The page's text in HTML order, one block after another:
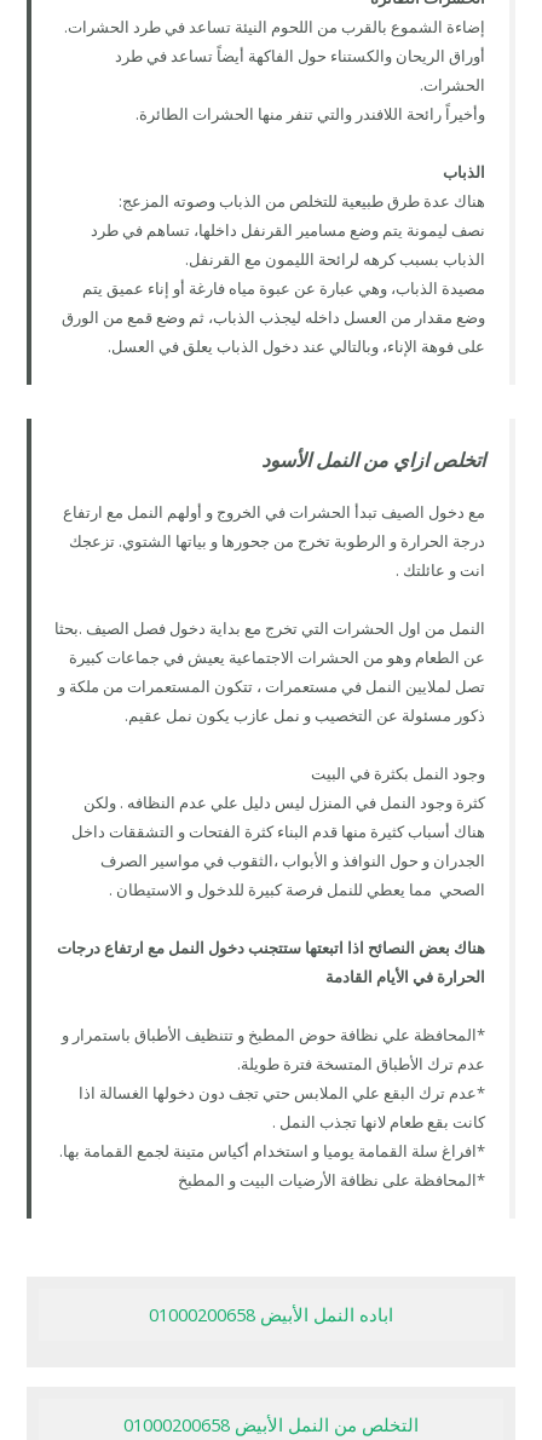
إضاءة الشموع بالقرب من اللحوم النيئة تساعد في طرد الحشرات.
أوراق الريحان والكستناء حول الفاكهة أيضاً تساعد في طرد
الحشرات.
وأخيراً رائحة اللافندر والتي تنفر منها الحشرات الطائرة.
الذباب
هناك عدة طرق طبيعية للتخلص من الذباب وصوته المزعج:
نصف ليمونة يتم وضع مسامير القرنفل داخلها، تساهم في طرد
الذباب بسبب كرهه لرائحة الليمون مع القرنفل.
مصيدة الذباب، وهي عبارة عن عبوة مياه فارغة أو إناء عميق يتم
وضع مقدار من العسل داخله ليجذب الذباب، ثم وضع قمع من الورق
على فوهة الإناء، وبالتالي عند دخول الذباب يعلق في العسل.
اتخلص ازاي من النمل الأسود
مع دخول الصيف تبدأ الحشرات في الخروج و أولهم النمل مع ارتفاع
درجة الحرارة و الرطوبة تخرج من جحورها و بياتها الشتوي. تزعجك
انت و عائلتك .
النمل من اول الحشرات التي تخرج مع بداية دخول فصل الصيف .بحثا
عن الطعام وهو من الحشرات الاجتماعية يعيش في جماعات كبيرة
تصل لملايين النمل في مستعمرات ، تتكون المستعمرات من ملكة و
ذكور مسئولة عن التخصيب و نمل عازب يكون نمل عقيم.
وجود النمل بكثرة في البيت
كثرة وجود النمل في المنزل ليس دليل علي عدم النظافه . ولكن
هناك أسباب كثيرة منها قدم البناء كثرة الفتحات و التشققات داخل
الجدران و حول النوافذ و الأبواب ،الثقوب في مواسير الصرف
الصحي مما يعطي للنمل فرصة كبيرة للدخول و الاستيطان .
هناك بعض النصائح اذا اتبعتها ستتجنب دخول النمل مع ارتفاع درجات
الحرارة في الأيام القادمة
*المحافظة علي نظافة حوض المطبخ و تتنظيف الأطباق باستمرار و
عدم ترك الأطباق المتسخة فترة طويلة.
*عدم ترك البقع علي الملابس حتي تجف دون دخولها الغسالة اذا
كانت بقع طعام لانها تجذب النمل .
*افراغ سلة القمامة يوميا و استخدام أكياس متينة لجمع القمامة بها.
*المحافظة على نظافة الأرضيات البيت و المطبخ
اباده النمل الأبيض 01000200658
التخلص من النمل الأبيض 01000200658